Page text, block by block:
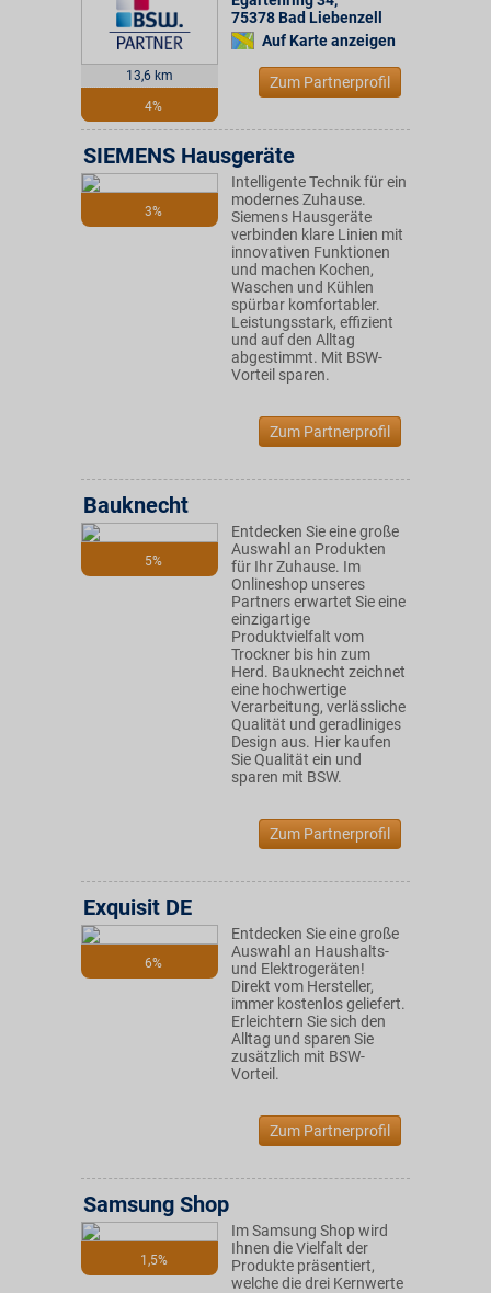
13,6 km
4%
75378 Bad Liebenzell
Auf Karte anzeigen
Zum Partnerprofil
3%
SIEMENS Hausgeräte
Intelligente Technik für ein
modernes Zuhause.
Siemens Hausgeräte
verbinden klare Linien mit
innovativen Funktionen
und machen Kochen,
Waschen und Kühlen
spürbar komfortabler.
Leistungsstark, effizient
und auf den Alltag
abgestimmt. Mit BSW-
Vorteil sparen.
Zum Partnerprofil
5%
Bauknecht
Entdecken Sie eine große
Auswahl an Produkten
für Ihr Zuhause. Im
Onlineshop unseres
Partners erwartet Sie eine
einzigartige
Produktvielfalt vom
Trockner bis hin zum
Herd. Bauknecht zeichnet
eine hochwertige
Verarbeitung, verlässliche
Qualität und geradliniges
Design aus. Hier kaufen
Sie Qualität ein und
sparen mit BSW.
Zum Partnerprofil
6%
Exquisit DE
Entdecken Sie eine große
Auswahl an Haushalts-
und Elektrogeräten!
Direkt vom Hersteller,
immer kostenlos geliefert.
Erleichtern Sie sich den
Alltag und sparen Sie
zusätzlich mit BSW-
Vorteil.
Zum Partnerprofil
1,5%
Samsung Shop
Im Samsung Shop wird
Ihnen die Vielfalt der
Produkte präsentiert,
welche die drei Kernwerte